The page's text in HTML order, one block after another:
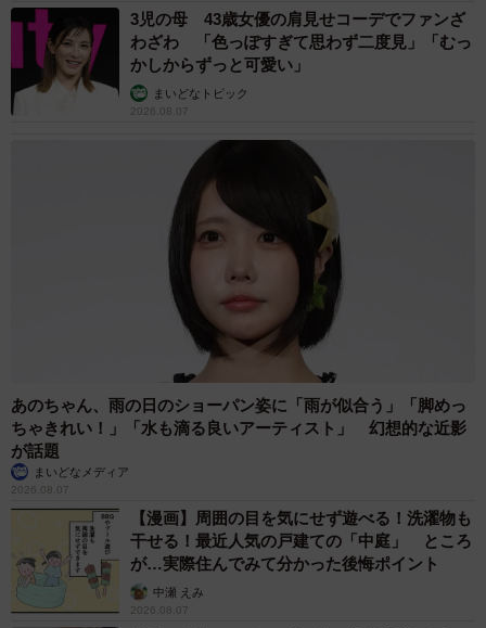
ア」の作品が好きですね。洗濯バサミフォトを撮るきっか
けとなった”西日を浴びた洗濯バサミ”が、「洗濯バサミは美
しい」という言葉と共に想起されるイメージに近い作品な
ので、お気に入りです。
3児の母 43歳女優の肩見せコーデでファンざ
わざわ 「色っぽすぎて思わず二度見」「むっ
かしからずっと可愛い」
まいどなトピック
2026.08.07
あのちゃん、雨の日のショーパン姿に「雨が似合う」「脚めっ
ちゃきれい！」「水も滴る良いアーティスト」 幻想的な近影
が話題
まいどなメディア
2026.08.07
【漫画】周囲の目を気にせず遊べる！洗濯物も
干せる！最近人気の戸建ての「中庭」 ところ
が…実際住んでみて分かった後悔ポイント
中瀬 えみ
2026.08.07